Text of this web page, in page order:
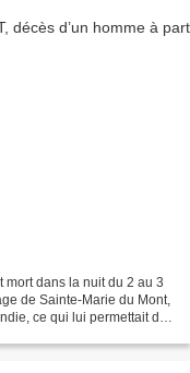
mort dans la nuit du 2 au 3
de Sainte-Marie du Mont,
ce qui lui permettait de